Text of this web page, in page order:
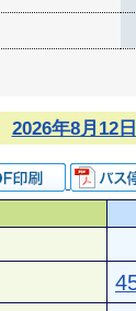
2026年8月12